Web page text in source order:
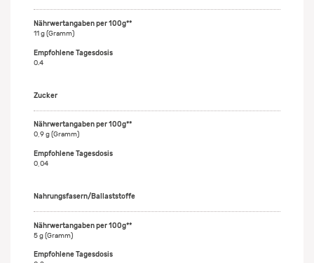
11 g (Gramm)
0.4
Zucker
0,9 g (Gramm)
0,04
Nahrungsfasern/Ballaststoffe
5 g (Gramm)